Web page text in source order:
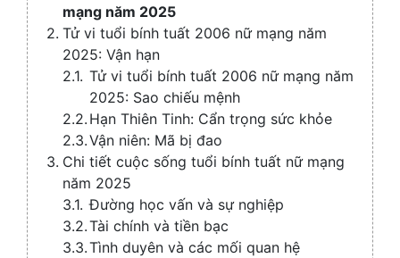
mạng năm 2025
Tử vi tuổi bính tuất 2006 nữ mạng năm
2025: Vận hạn
Tử vi tuổi bính tuất 2006 nữ mạng năm
2025: Sao chiếu mệnh
Hạn Thiên Tinh: Cẩn trọng sức khỏe
Vận niên: Mã bị đao
Chi tiết cuộc sống tuổi bính tuất nữ mạng
năm 2025
Đường học vấn và sự nghiệp
Tài chính và tiền bạc
Tình duyên và các mối quan hệ